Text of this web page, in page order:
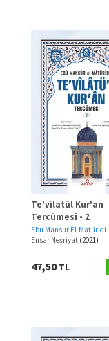
Te'vilatül Kur'an
Tercümesi - 2
Ebu Mansur El-Matüridi
Ensar Neşriyat (2021)
47,50TL